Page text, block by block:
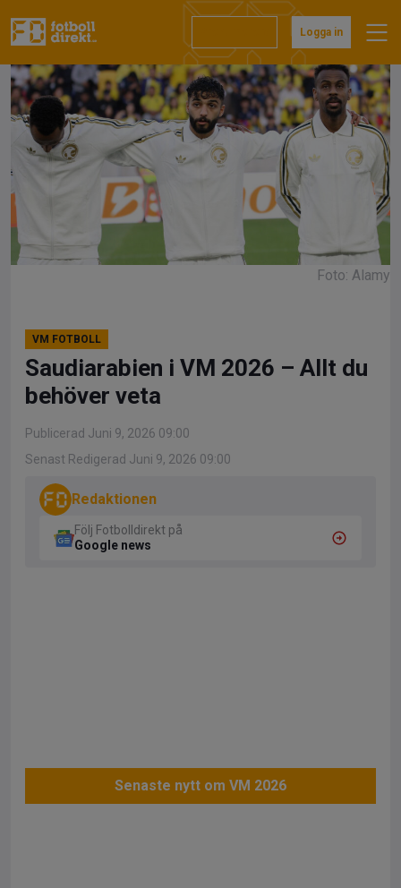
till
Logga in
Foto: Alamy
VM FOTBOLL
Saudiarabien i VM 2026 – Allt du
behöver veta
Publicerad Juni 9, 2026 09:00
Senast Redigerad Juni 9, 2026 09:00
Redaktionen
Följ Fotbolldirekt på
Google news
Senaste nytt om VM 2026